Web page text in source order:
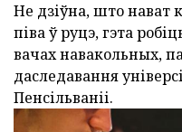
Не дзіўна, што нават
піва ў руцэ, гэта
вачах навакольных,
даследавання
Пенсільваніі.